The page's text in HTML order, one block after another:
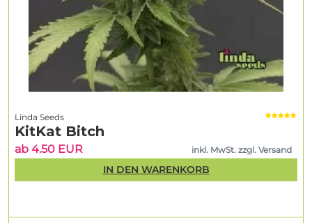
Linda Seeds
KitKat Bitch
ab 4.50 EUR inkl. MwSt. zzgl. Versand
IN DEN WARENKORB